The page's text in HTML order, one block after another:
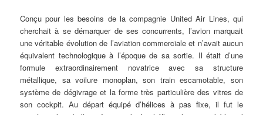
Conçu pour les besoins de la compagnie United Air Lines, qui
cherchait à se démarquer de ses concurrents, l’avion marquait
une véritable évolution de l’aviation commerciale et n’avait aucun
équivalent technologique à l’époque de sa sortie. Il était d’une
formule extraordinairement novatrice avec sa structure
métallique, sa voilure monoplan, son train escamotable, son
système de dégivrage et la forme très particulière des vitres de
son cockpit. Au départ équipé d’hélices à pas fixe, il fut le